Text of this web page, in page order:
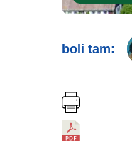
boli tam: